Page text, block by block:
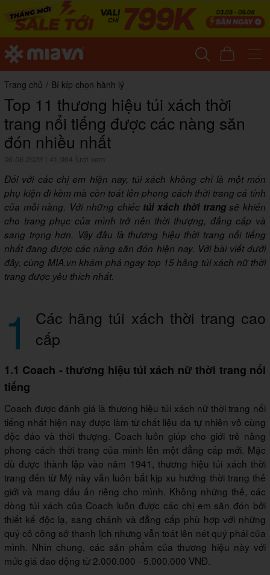
Trang chủ / Bí kíp chọn hành lý
Top 11 thương hiệu túi xách thời
trang nổi tiếng được các nàng săn
đón nhiều nhất
06.06.2023 41,064 lượt xem
Đối với các chị em hiện nay, túi xách không chỉ là một món
phụ kiện đi kèm mà còn toát lên phong cách thời trang cá tính
của mỗi nàng. Với những chiếc túi xách thời trangsẽ khiến
cho trang phục của mình trở nên thời thượng, đẳng cấp và
sang trọng hơn. Vậy đâu là thương hiệu thời trang nổi tiếng
nhất đang được các nàng săn đón hiện nay. Với bài viết dưới
đây, cùng MIA.vn khám phá ngay top 15 hãng túi xách nữ thời
trang được yêu thích nhất.
1
Các hãng túi xách thời trang cao
cấp
1.1 Coach - thương hiệu túi xách nữ thời trang nổi
tiếng
Coach được đánh giá là thương hiệu túi xách nữ thời trang nổi
tiếng nhất hiện nay được làm từ chất liệu da tự nhiên vô cùng
độc đáo và thời thượng. Coach luôn giúp cho giới trẻ nâng
phong cách thời trang của mình lên một đẳng cấp mới. Mặc
dù được thành lập vào năm 1941, thương hiệu túi xách thời
trang đến từ Mỹ này vẫn luôn bắt kịp xu hướng thời trang thế
giới và mang dấu ấn riêng cho mình. Không những thế, các
dòng túi xách của Coach luôn được các chị em săn đón bởi
thiết kế độc lạ, sang chánh và đẳng cấp phù hợp với những
quý cô công sở thanh lịch nhưng vẫn toát lên nét quý phái của
mình. Nhìn chung, các sản phẩm của thương hiệu này với
mức giá dao động từ 2.000.000 - 5.000.000 VNĐ.